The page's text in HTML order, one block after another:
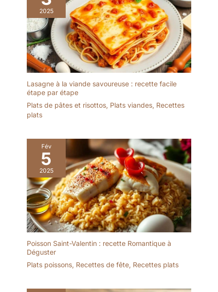
rectangulaires arrivent
cassés
expérience gustative de
haute qualité.
Réduction des déchets :
En optant pour des
verrines réutilisables,
vous contribuez à
réduire la quantité de
déchets plastiques
générés lors de vos
événements
2025
Lasagne à la viande savoureuse : recette facile
étape par étape
Plats de pâtes et risottos, Plats viandes, Recettes
plats
Fév
5
2025
Poisson Saint-Valentin : recette Romantique à
Déguster
Plats poissons, Recettes de fête, Recettes plats